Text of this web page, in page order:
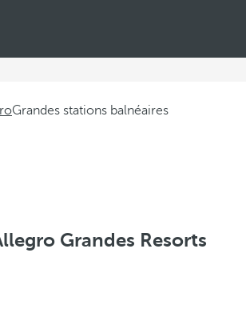
Grandes stations balnéaires
Grandes Resorts